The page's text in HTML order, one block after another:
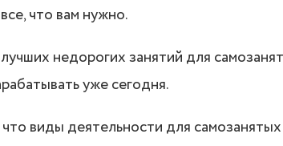
что вам нужно.
недорогих занятий для
уже сегодня.
виды деятельности для